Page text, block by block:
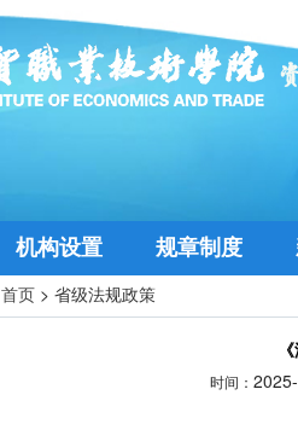
机构设置 规章制度
首页 > 省级法规政策
时间：